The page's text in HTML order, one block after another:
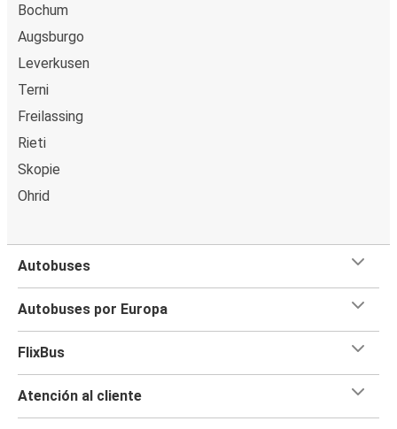
Bochum
Augsburgo
Leverkusen
Terni
Freilassing
Rieti
Skopie
Ohrid
Autobuses
Autobuses por Europa
FlixBus
Atención al cliente